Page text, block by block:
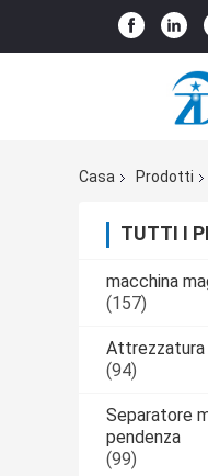
Casa
Prodotti
TUTTI I
macchina
(157)
Attrezzatura
(94)
Separatore
pendenza
(99)